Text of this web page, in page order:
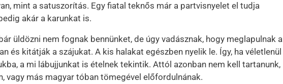
mint a satuszorítás. Egy fiatal teknős már a partvisnyelet el tudja
akár a karunkat is.
üldözni nem fognak bennünket, de úgy vadásznak, hogy meglapulnak a
és kitátják a szájukat. A kis halakat egészben nyelik le. Így, ha véletlenül
a mi lábujjunkat is ételnek tekintik. Attól azonban nem kell tartanunk,
vagy más magyar tóban tömegével előfordulnának.